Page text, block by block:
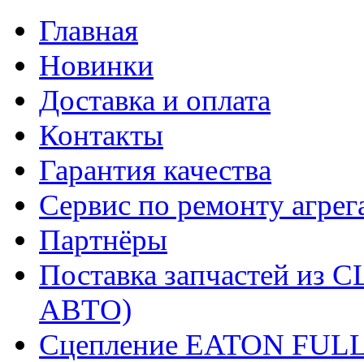
Главная
Новинки
Доставка и оплата
Контакты
Гарантия качества
Сервис по ремонту
Партнёры
Поставка запчастей
АВТО)
Сцепление EATON